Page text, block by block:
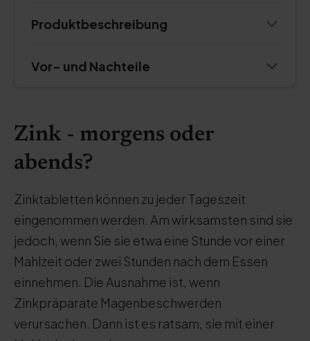
Produktbeschreibung
Vor- und Nachteile
Zink - morgens oder
abends?
Zinktabletten können zu jeder Tageszeit
eingenommen werden. Am wirksamsten sind sie
jedoch, wenn Sie sie etwa eine Stunde vor einer
Mahlzeit oder zwei Stunden nach dem Essen
einnehmen. Die Ausnahme ist, wenn
Zinkpräparate Magenbeschwerden
verursachen. Dann ist es ratsam, sie mit einer